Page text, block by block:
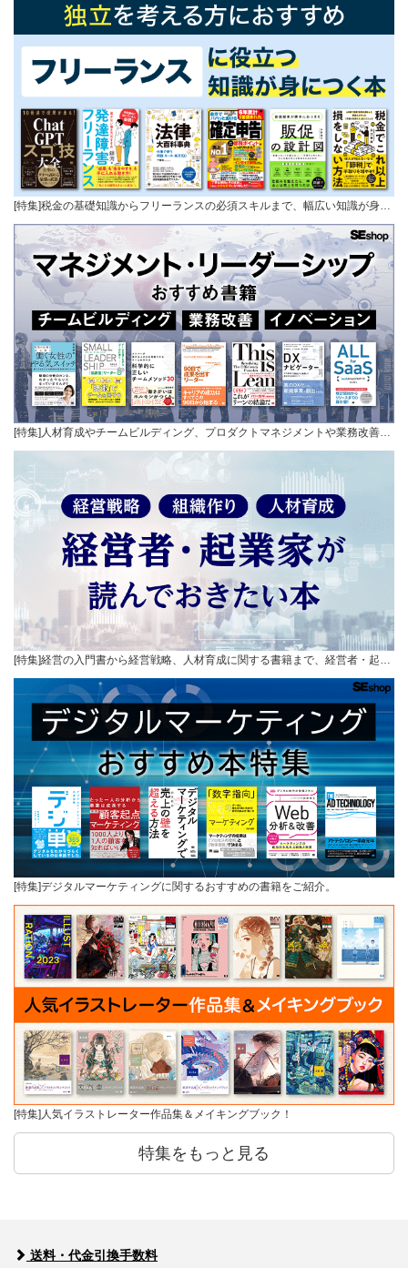
[特集]税金の基礎知識からフリーランスの必須スキルまで、幅広い知識が身…
[特集]人材育成やチームビルディング、プロダクトマネジメントや業務改善…
[特集]経営の入門書から経営戦略、人材育成に関する書籍まで、経営者・起…
[特集]デジタルマーケティングに関するおすすめの書籍をご紹介。
[特集]人気イラストレーター作品集＆メイキングブック！
特集をもっと見る
送料・代金引換手数料